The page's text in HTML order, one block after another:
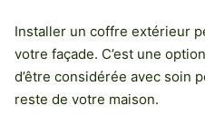
Installer un coffre extérieur
votre façade. C’est une
d’être considérée avec soin
reste de votre maison.